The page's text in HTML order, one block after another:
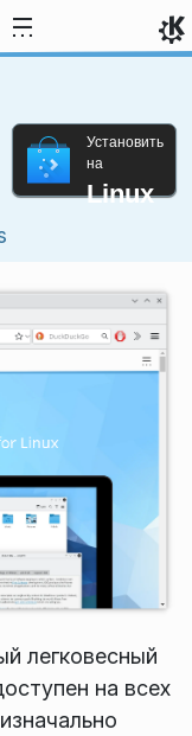
Установить
на
Linux
легковесный
на всех